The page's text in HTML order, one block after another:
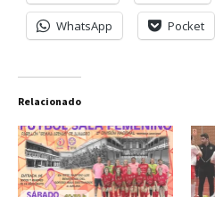
WhatsApp Pocket
Relacionado